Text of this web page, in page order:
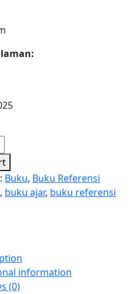
Buku, Buku Referensi
, buku ajar, buku referensi
information
(0)